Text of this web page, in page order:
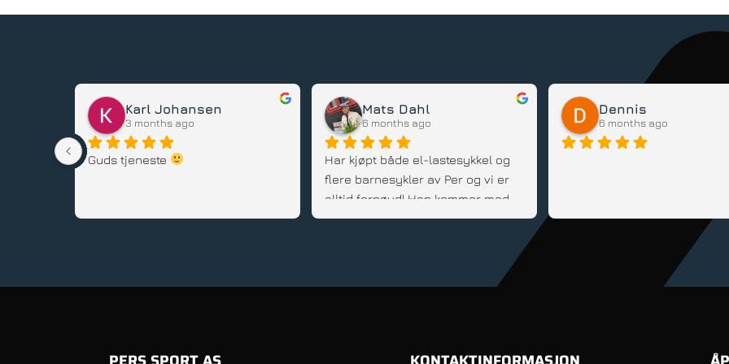
Karl Johansen
3 months ago
Guds tjeneste
Mats Dahl
6 months ago
Har kjøpt både el-lastesykkel og
flere barnesykler av Per og vi er
alltid fornøyd! Han kommer med
gode råd, er fleksibel og veldig
Dennis
6 months ago